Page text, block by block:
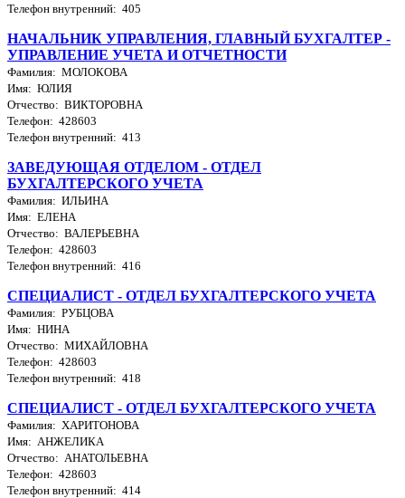
Телефон внутренний: 405
НАЧАЛЬНИК УПРАВЛЕНИЯ, ГЛАВНЫЙ БУХГАЛТЕР -
УПРАВЛЕНИЕ УЧЕТА И ОТЧЕТНОСТИ
Фамилия: МОЛОКОВА
Имя: ЮЛИЯ
Отчество: ВИКТОРОВНА
Телефон: 428603
Телефон внутренний: 413
ЗАВЕДУЮЩАЯ ОТДЕЛОМ - ОТДЕЛ
БУХГАЛТЕРСКОГО УЧЕТА
Фамилия: ИЛЬИНА
Имя: ЕЛЕНА
Отчество: ВАЛЕРЬЕВНА
Телефон: 428603
Телефон внутренний: 416
СПЕЦИАЛИСТ - ОТДЕЛ БУХГАЛТЕРСКОГО УЧЕТА
Фамилия: РУБЦОВА
Имя: НИНА
Отчество: МИХАЙЛОВНА
Телефон: 428603
Телефон внутренний: 418
СПЕЦИАЛИСТ - ОТДЕЛ БУХГАЛТЕРСКОГО УЧЕТА
Фамилия: ХАРИТОНОВА
Имя: АНЖЕЛИКА
Отчество: АНАТОЛЬЕВНА
Телефон: 428603
Телефон внутренний: 414